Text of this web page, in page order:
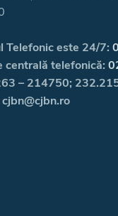
Telefonic este 24/7:
centrală telefonică:
– 214750;